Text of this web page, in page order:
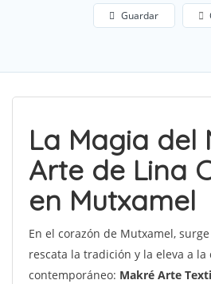
Guardar
La Magia del
Arte de Lina
en Mutxamel
En el corazón de Mutxamel,
rescata la tradición y la eleva a la
contemporáneo: Makré Arte